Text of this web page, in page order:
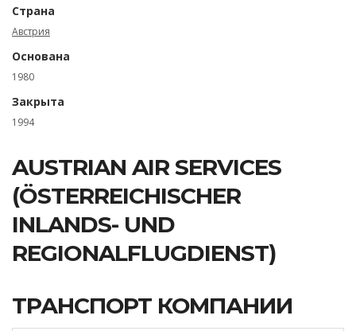
Страна
Австрия
Основана
1980
Закрыта
1994
AUSTRIAN AIR SERVICES
(ÖSTERREICHISCHER
INLANDS- UND
REGIONALFLUGDIENST)
ТРАНСПОРТ КОМПАНИИ